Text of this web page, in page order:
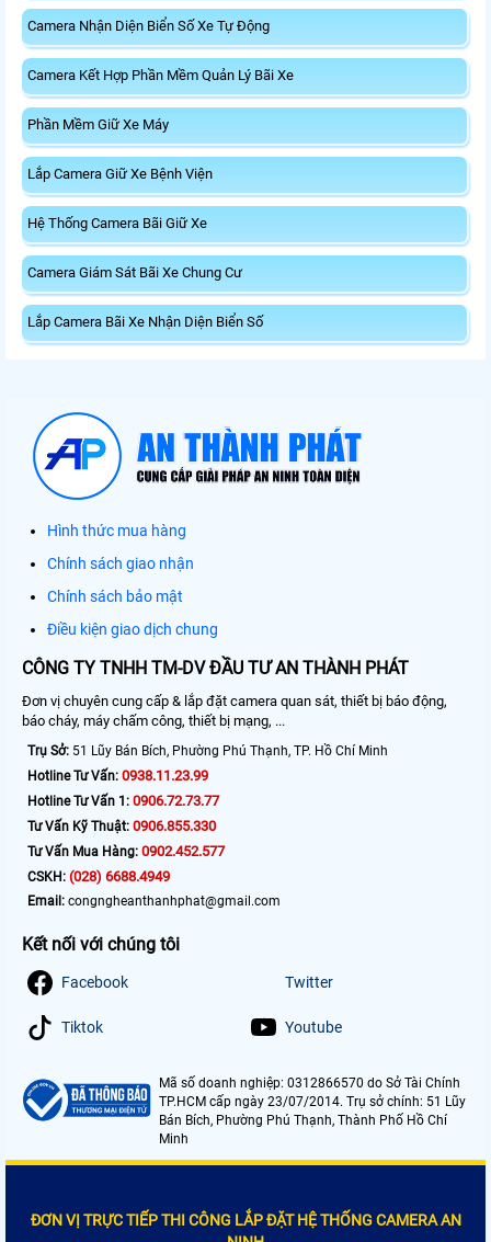
Camera Nhận Diện Biển Số Xe Tự Động
Camera Kết Hợp Phần Mềm Quản Lý Bãi Xe
Phần Mềm Giữ Xe Máy
Lắp Camera Giữ Xe Bệnh Viện
Hệ Thống Camera Bãi Giữ Xe
Camera Giám Sát Bãi Xe Chung Cư
Lắp Camera Bãi Xe Nhận Diện Biển Số
Hình thức mua hàng
Chính sách giao nhận
Chính sách bảo mật
Điều kiện giao dịch chung
CÔNG TY TNHH TM-DV ĐẦU TƯ AN THÀNH PHÁT
Đơn vị chuyên cung cấp & lắp đặt camera quan sát, thiết bị báo động,
báo cháy, máy chấm công, thiết bị mạng, ...
Trụ Sở: 51 Lũy Bán Bích, Phường Phú Thạnh, TP. Hồ Chí Minh
Hotline Tư Vấn: 0938.11.23.99
Hotline Tư Vấn 1: 0906.72.73.77
Tư Vấn Kỹ Thuật: 0906.855.330
Tư Vấn Mua Hàng: 0902.452.577
CSKH: (028) 6688.4949
Email: congngheanthanhphat@gmail.com
Kết nối với chúng tôi
Facebook Twitter
Tiktok Youtube
Mã số doanh nghiệp: 0312866570 do Sở Tài Chính
TP.HCM cấp ngày 23/07/2014. Trụ sở chính: 51 Lũy
Bán Bích, Phường Phú Thạnh, Thành Phố Hồ Chí
Minh
ĐƠN VỊ TRỰC TIẾP THI CÔNG LẮP ĐẶT HỆ THỐNG CAMERA AN